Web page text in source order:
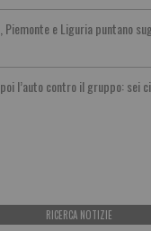
Piemonte e Liguria puntano
l’auto contro il gruppo: sei
RICERCA NOTIZIE